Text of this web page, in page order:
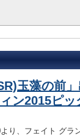
玉藻の前
ン2015ピッ
り、フェイト グラ